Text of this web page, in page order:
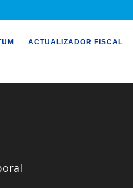
ACTUALIZADOR FISCAL